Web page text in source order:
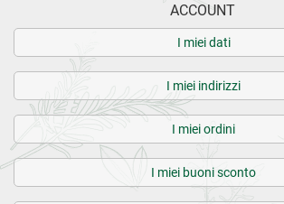
ACCOUNT
I miei dati
I miei indirizzi
I miei ordini
I miei buoni sconto